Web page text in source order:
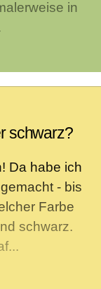
in
schwarz?
Da habe ich
- bis
Farbe
schwarz.